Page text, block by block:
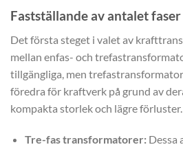
Fastställande av antalet faser
Det första steget i valet av
mellan enfas- och
tillgängliga, men
föredra för kraftverk på grund av
kompakta storlek och lägre förluster.
Tre-fas transformatorer:Dessa